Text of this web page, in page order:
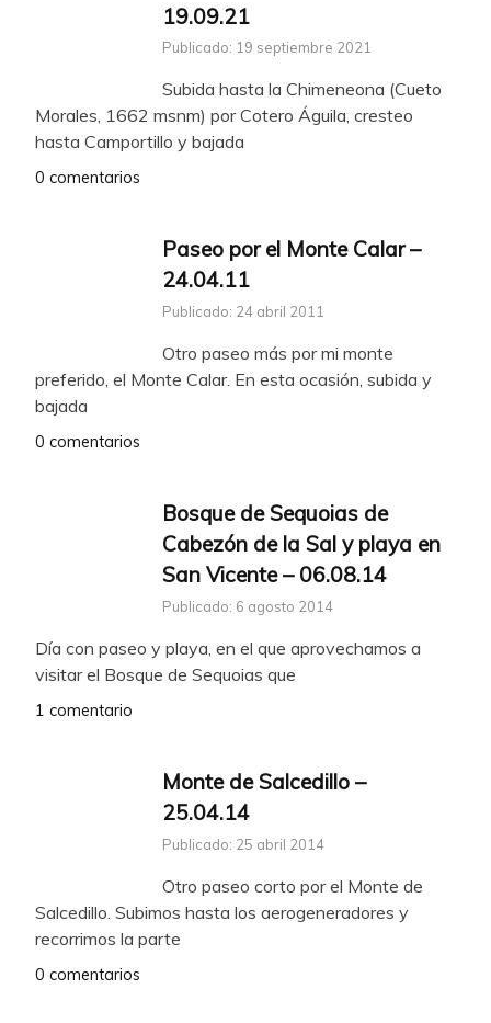
19.09.21
Publicado: 19 septiembre 2021
Subida hasta la Chimeneona (Cueto
Morales, 1662 msnm) por Cotero Águila, cresteo
hasta Camportillo y bajada
0 comentarios
Paseo por el Monte Calar –
24.04.11
Publicado: 24 abril 2011
Otro paseo más por mi monte
preferido, el Monte Calar. En esta ocasión, subida y
bajada
0 comentarios
Bosque de Sequoias de
Cabezón de la Sal y playa en
San Vicente – 06.08.14
Publicado: 6 agosto 2014
Día con paseo y playa, en el que aprovechamos a
visitar el Bosque de Sequoias que
1 comentario
Monte de Salcedillo –
25.04.14
Publicado: 25 abril 2014
Otro paseo corto por el Monte de
Salcedillo. Subimos hasta los aerogeneradores y
recorrimos la parte
0 comentarios